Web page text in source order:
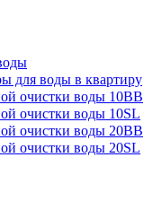
для воды в квартиру
очистки воды 10BB
очистки воды 10SL
очистки воды 20BB
очистки воды 20SL